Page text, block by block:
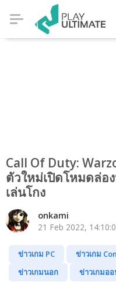
Call Of Duty:
ตัวใหม่เปิดโหมดล่อ
เล่นโกง
onkami
21 Feb 2022,
ข่าวเกม PC ข่าวเกม
ข่าวเกมนอก
ข่าวเกมอ